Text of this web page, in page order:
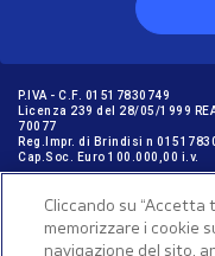
P.IVA - C.F. 01517830749
Licenza 239 del 28/05/1999
70077
Reg.Impr. di Brindisi n
Cap.Soc. Euro 100.000,00 i.v.
GARANZIE PER I VIAGGIATORI
disposizione dell'art. 47 Cod.
Cliccando su
memorizzare i cookie
navigazione del sito,